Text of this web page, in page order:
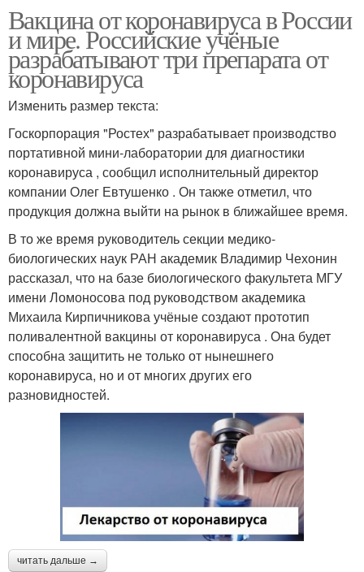
Вакцина от коронавируса в России
и мире. Российские учёные
разрабатывают три препарата от
коронавируса
Изменить размер текста:
Госкорпорация "Ростех" разрабатывает производство
портативной мини-лаборатории для диагностики
коронавируса , сообщил исполнительный директор
компании Олег Евтушенко . Он также отметил, что
продукция должна выйти на рынок в ближайшее время.
В то же время руководитель секции медико-
биологических наук РАН академик Владимир Чехонин
рассказал, что на базе биологического факультета МГУ
имени Ломоносова под руководством академика
Михаила Кирпичникова учёные создают прототип
поливалентной вакцины от коронавируса . Она будет
способна защитить не только от нынешнего
коронавируса, но и от многих других его
разновидностей.
читать дальше →